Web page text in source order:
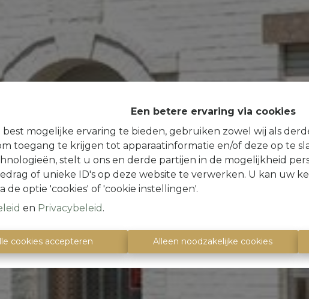
Een betere ervaring via cookies
best mogelijke ervaring te bieden, gebruiken zowel wij als
toegang te krijgen tot apparaatinformatie en/of deze op te
stelt u ons en derde partijen in de mogelijkheid
of unieke ID's op deze website te verwerken. U kan uw
de optie 'cookies' of 'cookie instellingen'.
en Privacybeleid .
cookies accepteren Alleen noodzakelijke cookies